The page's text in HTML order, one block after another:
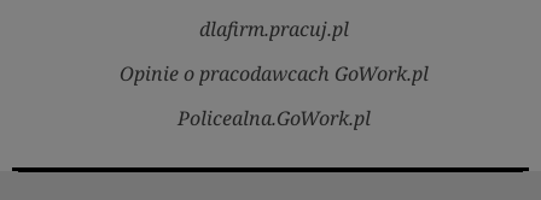
dlafirm.pracuj.pl
Opinie o pracodawcach GoWork.pl
Policealna.GoWork.pl